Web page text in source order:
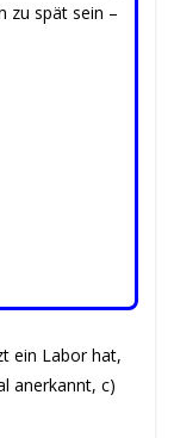
zu spät sein –
ein Labor hat,
anerkannt, c)